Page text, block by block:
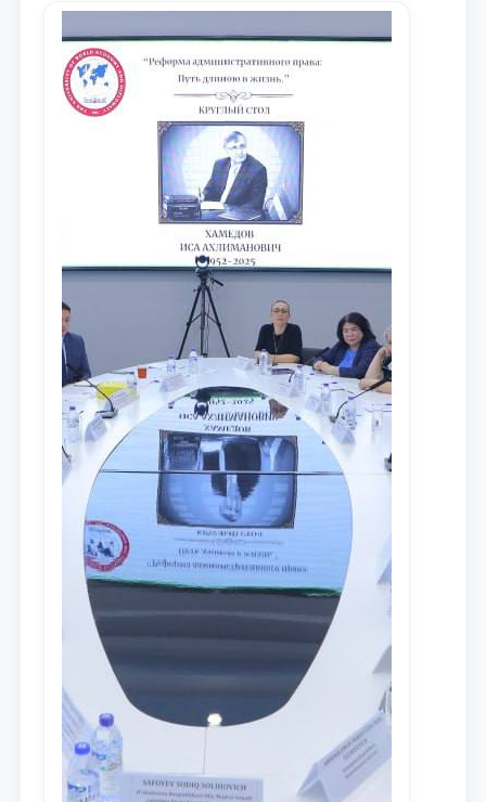
доведения до международного
сообщества результатов реформ и
исследований в сфере
противодействия коррупции